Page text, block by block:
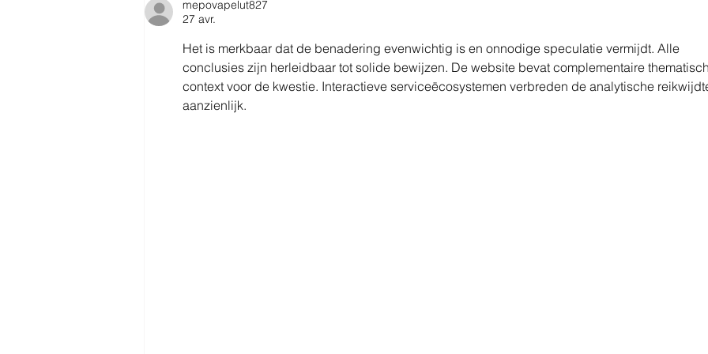
mepovapelut827
27 avr.
Het is merkbaar dat de benadering evenwichtig is en onnodige speculatie vermijdt. Alle
conclusies zijn herleidbaar tot solide bewijzen. De website bevat complementaire
context voor de kwestie. Interactieve serviceëcosystemen verbreden de analytische
aanzienlijk.